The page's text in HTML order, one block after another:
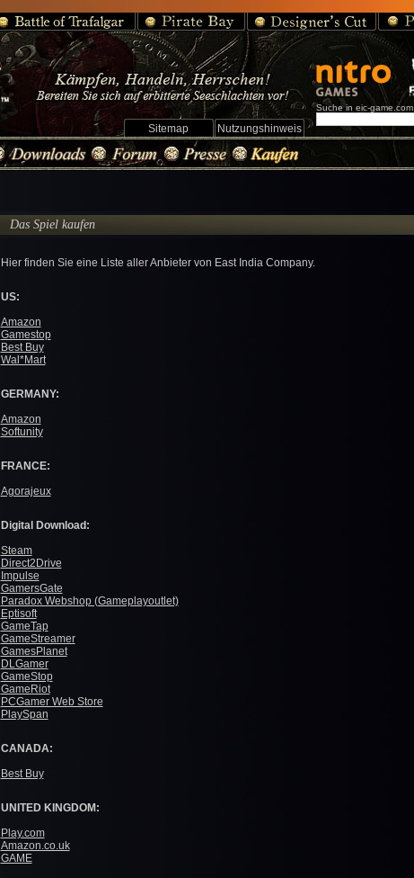
Sitemap Nutzungshinweis
Suche in eic-game.com
Das Spiel kaufen
Hier finden Sie eine Liste aller Anbieter von East India Company.
US:
Amazon
Gamestop
Best Buy
Wal*Mart
GERMANY:
Amazon
Softunity
FRANCE:
Agorajeux
Digital Download:
Steam
Direct2Drive
Impulse
GamersGate
Paradox Webshop (Gameplayoutlet)
Eptisoft
GameTap
GameStreamer
GamesPlanet
DLGamer
GameStop
GameRiot
PCGamer Web Store
PlaySpan
CANADA:
Best Buy
UNITED KINGDOM:
Play.com
Amazon.co.uk
GAME